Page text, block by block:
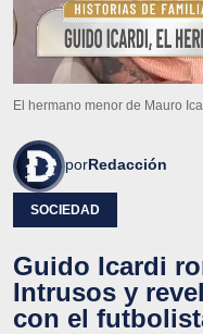
El hermano menor de Mauro
porRedacción
SOCIEDAD
Guido Icardi
Intrusos y
con el